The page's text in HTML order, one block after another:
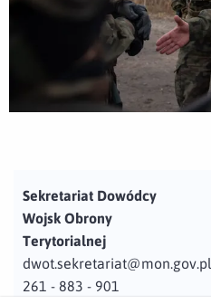
Sekretariat Dowódcy
Wojsk Obrony
Terytorialnej
dwot.sekretariat@mon.gov.pl
261 - 883 - 901